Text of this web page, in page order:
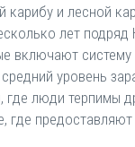
карибу и лесной
лет
включают
уровень
люди терпимы
где